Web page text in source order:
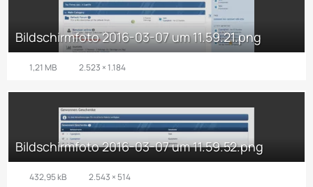
Bildschirmfoto 2016-03-07 um 11.59.21.png
1,21 MB 2.523 × 1.184
Bildschirmfoto 2016-03-07 um 11.59.52.png
432,95 kB 2.543 × 514